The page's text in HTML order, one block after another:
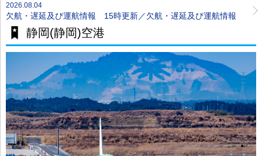
2026.08.04
欠航・遅延及び運航情報 15時更新／欠航・遅延及び運航情報
静岡(静岡)空港